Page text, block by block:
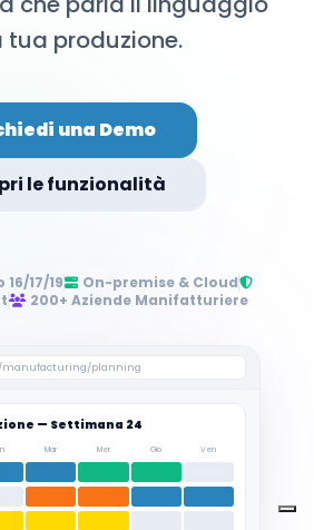
tua produzione.
una Demo
le funzionalità
17/19
On-premise & Cloud
200+ Aziende Manifatturiere
manufacturing/planning
— Settimana 24
Mar Mer Gio Ven